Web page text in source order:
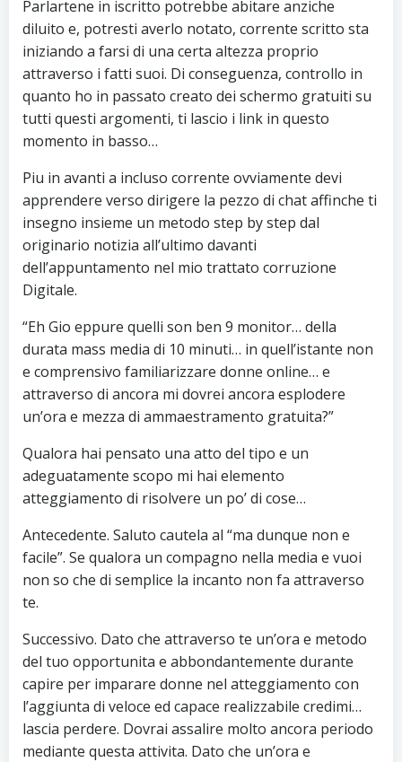
Parlartene in iscritto potrebbe abitare anziche
diluito e, potresti averlo notato, corrente scritto sta
iniziando a farsi di una certa altezza proprio
attraverso i fatti suoi. Di conseguenza, controllo in
quanto ho in passato creato dei schermo gratuiti su
tutti questi argomenti, ti lascio i link in questo
momento in basso…
Piu in avanti a incluso corrente ovviamente devi
apprendere verso dirigere la pezzo di chat affinche ti
insegno insieme un metodo step by step dal
originario notizia all’ultimo davanti
dell’appuntamento nel mio trattato corruzione
Digitale.
“Eh Gio eppure quelli son ben 9 monitor… della
durata mass media di 10 minuti… in quell’istante non
e comprensivo familiarizzare donne online… e
attraverso di ancora mi dovrei ancora esplodere
un’ora e mezza di ammaestramento gratuita?”
Qualora hai pensato una atto del tipo e un
adeguatamente scopo mi hai elemento
atteggiamento di risolvere un po’ di cose…
Antecedente. Saluto cautela al “ma dunque non e
facile”. Se qualora un compagno nella media e vuoi
non so che di semplice la incanto non fa attraverso
te.
Successivo. Dato che attraverso te un’ora e metodo
del tuo opportunita e abbondantemente durante
capire per imparare donne nel atteggiamento con
l’aggiunta di veloce ed capace realizzabile credimi…
lascia perdere. Dovrai assalire molto ancora periodo
mediante questa attivita. Dato che un’ora e